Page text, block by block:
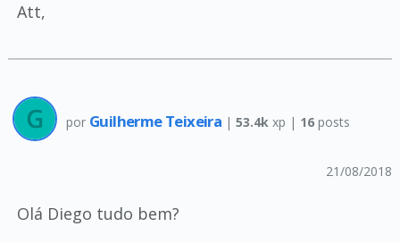
Att,
por Guilherme Teixeira | 53.4k xp | 16posts
21/08/2018
Olá Diego tudo bem?